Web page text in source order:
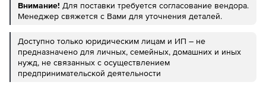
Внимание! Для поставки требуется согласование вендора.
Менеджер свяжется с Вами для уточнения деталей.
Доступно только юридическим лицам и ИП – не
предназначено для личных, семейных, домашних и иных
нужд, не связанных с осуществлением
предпринимательской деятельности